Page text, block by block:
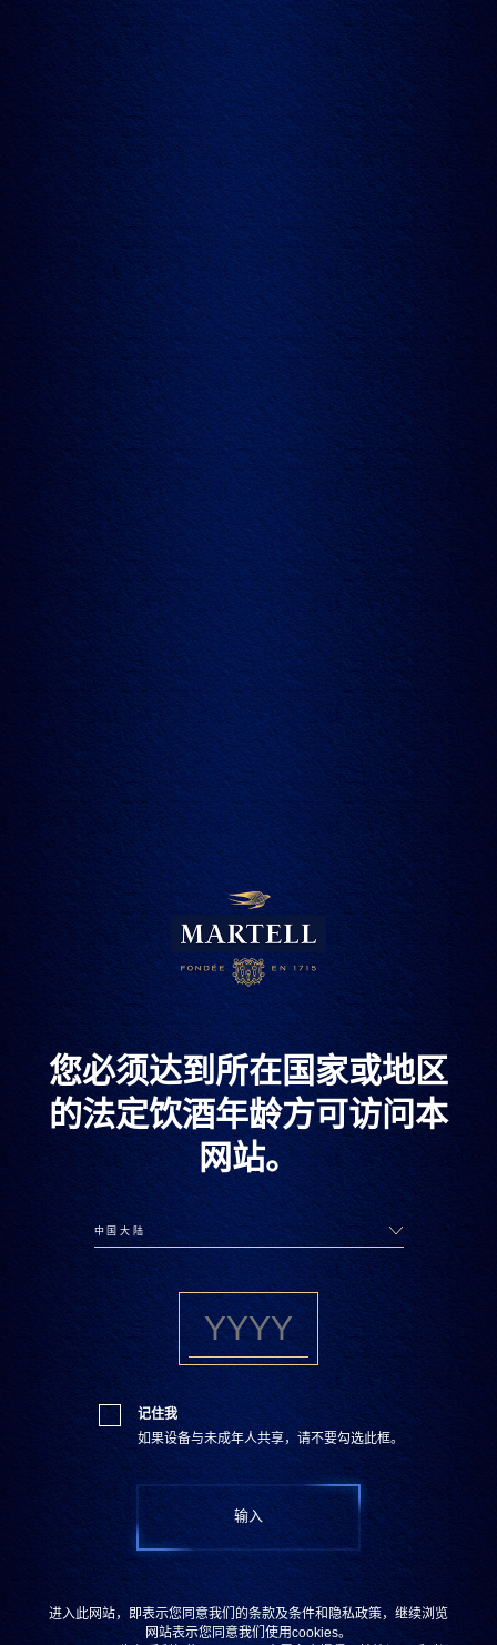
您必须达到所在国家或地区
的法定饮酒年龄方可访问本
网站。
记住我
如果设备与未成年人共享，请不要勾选此框。
进入此网站，即表示您同意我们的条款及条件和隐私政策，继续浏览
网站表示您同意我们使用cookies。
由现今世界最昂贵装于“Dame Jeanne”容器中
的顶级干邑打造成的全新典藏系列
马爹利稀世单樽巨匠绮艺系列系列将干邑的奢华与独特提升到了
一个全新的高度马爹利世家每年会推出一款珍贵的杰作：一款罕
见的干邑，装于极珍贵玻璃单樽里，经由才华横溢的艺术家或工
匠锻造，成为一件非凡的干邑艺术藏品；每一年，马爹利都选择
不同的艺术家合作推出该系列的藏品。不论是经由马爹利首席酿
酒师克里斯托夫·瓦尔托为该系列甄选调和的干邑，还是艺术家
的创作，皆为不可复制的孤品。
价值一百万欧元的典藏干邑
马爹利首席酿酒师克里斯托夫·瓦尔托甄选两款来自大香槟
区珍贵的生命之水，每一款都在七十年前就经过双重蒸馏
并陈年。
这两款生命之水是从马爹利世家保存于“Dame Jeanne”容器
内最老年份中藏品万里选一。存放这些生命之水的利斯酒
窖，历史悠久，由马爹利创始人儿 子于18世纪建造。
客户将有机会与马爹利首席酿酒师克里斯托夫·瓦尔托一同
品鉴，并在其指导 下添加至少一款的珍稀生命之水来定制
化自己的藏品。
美学至上的艺术
马爹利世家聘请法国著名艺术家露安婷·佩利霍为本次系列
的艺术家。露安婷以祖传法国花艺编织闻名并与许多法国
知名高定品牌合作无数佳作。
作品采用手工22k金线编织，耗费超过800小时。一些精美
细节如金线将三颗人造蓝宝石和钻石镶嵌瓶身上，并在编